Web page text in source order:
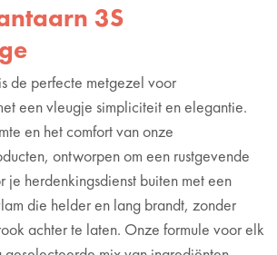
3S
de perfecte metgezel voor
een vleugje simpliciteit en elegantie.
en het comfort van onze
ontworpen om een rustgevende
je herdenkingsdienst buiten met een
die helder en lang brandt, zonder
achter te laten. Onze formule voor elk